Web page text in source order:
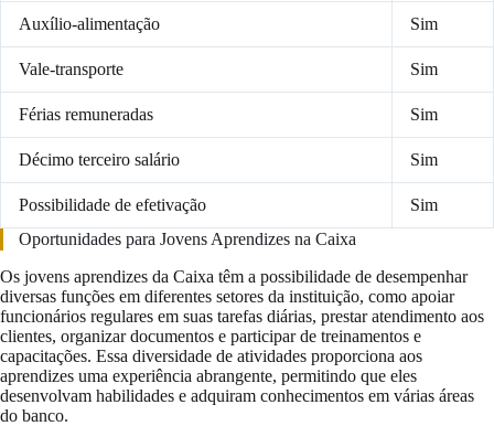
Auxílio-alimentação Sim
Vale-transporte Sim
Férias remuneradas Sim
Décimo terceiro salário Sim
Possibilidade de efetivação
Sim
Oportunidades para Jovens Aprendizes na Caixa
Os jovens aprendizes da Caixa têm a possibilidade de desempenhar
diversas funções em diferentes setores da instituição, como apoiar
funcionários regulares em suas tarefas diárias, prestar atendimento aos
clientes, organizar documentos e participar de treinamentos e
capacitações. Essa diversidade de atividades proporciona aos
aprendizes uma experiência abrangente, permitindo que eles
desenvolvam habilidades e adquiram conhecimentos em várias áreas
do banco.